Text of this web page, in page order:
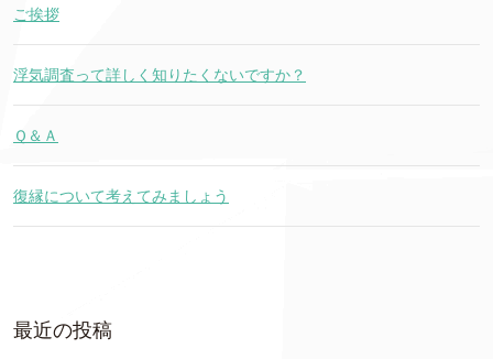
ご挨拶
浮気調査って詳しく知りたくないですか？
Ｑ＆Ａ
復縁について考えてみましょう
最近の投稿